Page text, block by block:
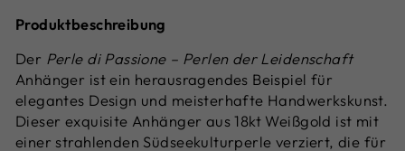
Produktbeschreibung
Der Perle di Passione – Perlen der Leidenschaft
Anhänger ist ein herausragendes Beispiel für
elegantes Design und meisterhafte Handwerkskunst.
Dieser exquisite Anhänger aus 18kt Weißgold ist mit
einer strahlenden Südseekulturperle verziert, die für